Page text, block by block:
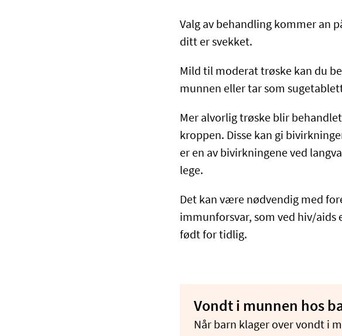
Valg av behandling kommer an
ditt er svekket.
Mild til moderat trøske kan du
munnen eller tar som
Mer alvorlig trøske blir
kroppen. Disse kan gi
er en av bivirkningene ved
lege.
Det kan være nødvendig med
immunforsvar, som ved hiv/aids
født for tidlig.
Vondt i munnen hos
Når barn klager over vondt i